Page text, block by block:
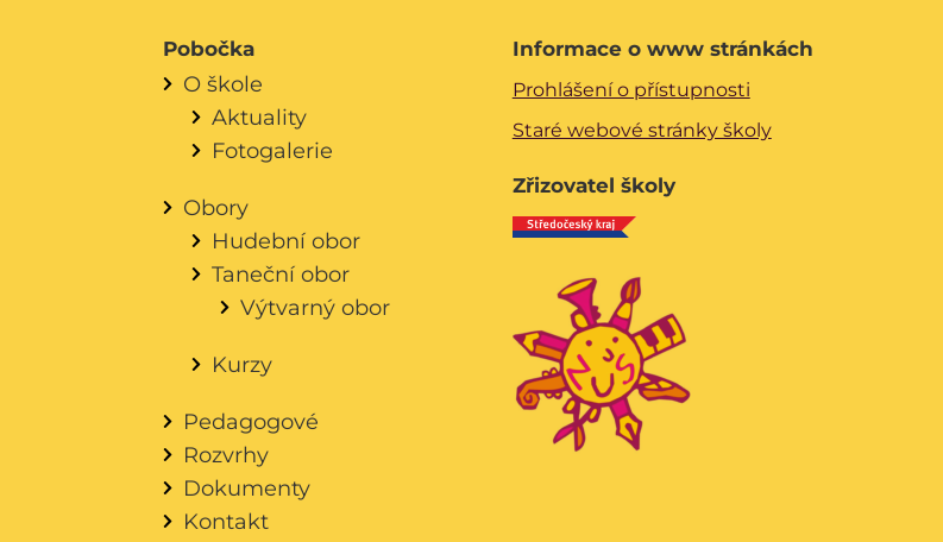
Pobočka
O škole
Aktuality
Fotogalerie
Obory
Hudební obor
Taneční obor
Výtvarný obor
Kurzy
Pedagogové
Rozvrhy
Dokumenty
Kontakt
Informace o www stránkách
Prohlášení o přístupnosti
Staré webové stránky školy
Zřizovatel školy